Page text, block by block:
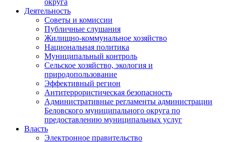
округа
Деятельность
Советы и комиссии
Публичные слушания
Жилищно-коммунальное хозяйство
Национальная политика
Муниципальный контроль
Сельское хозяйство, экология и
природопользование
Эффективный регион
Антитеррористическая безопасность
Административные регламенты администрации
Беловского муниципального округа по
предоставлению муниципальных услуг
Власть
Электронное правительство